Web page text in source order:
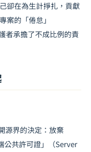
卻在為生計掙扎，貢獻
案的「倦怠」
者承擔了不成比例的責
源界的決定：放棄
公共許可證」（Server